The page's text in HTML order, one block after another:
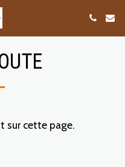
sur cette page.